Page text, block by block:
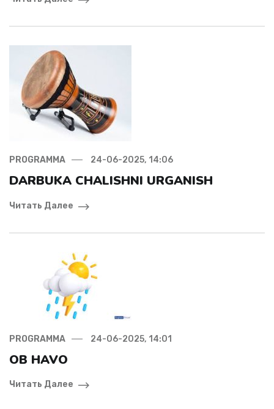
PROGRAMMA 24-06-2025, 14:06
DARBUKA CHALISHNI URGANISH
Читать Далее
PROGRAMMA 24-06-2025, 14:01
OB HAVO
Читать Далее